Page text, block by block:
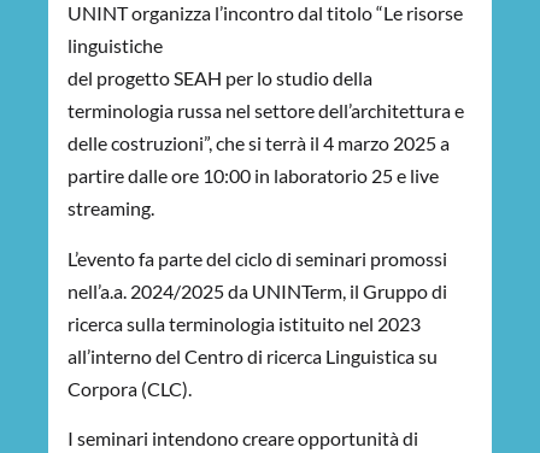
UNINT organizza l’incontro dal titolo “Le risorse
linguistiche
del progetto SEAH per lo studio della
terminologia russa nel settore dell’architettura e
delle costruzioni”, che si terrà il 4 marzo 2025 a
partire dalle ore 10:00 in laboratorio 25 e live
streaming.
L’evento fa parte del ciclo di seminari promossi
nell’a.a. 2024/2025 da UNINTerm, il Gruppo di
ricerca sulla terminologia istituito nel 2023
all’interno del Centro di ricerca Linguistica su
Corpora (CLC).
I seminari intendono creare opportunità di